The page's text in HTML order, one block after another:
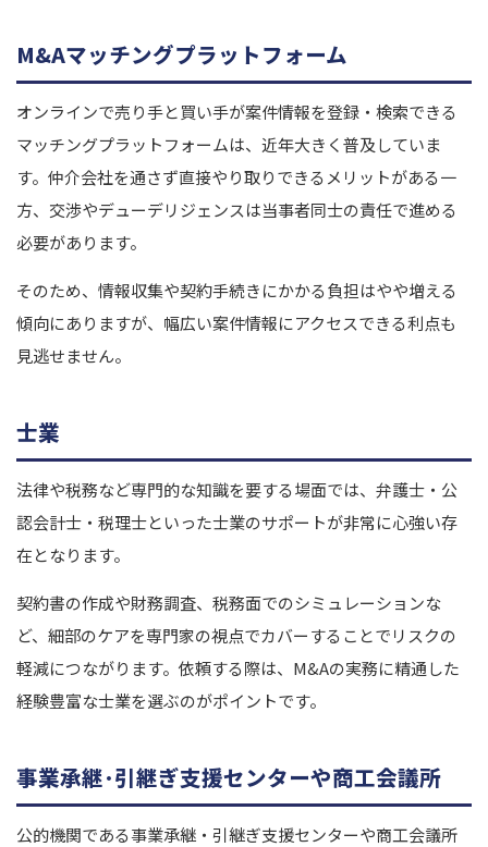
M&Aマッチングプラットフォーム
オンラインで売り手と買い手が案件情報を登録・検索できる
マッチングプラットフォームは、近年大きく普及していま
す。仲介会社を通さず直接やり取りできるメリットがある一
方、交渉やデューデリジェンスは当事者同士の責任で進める
必要があります。
そのため、情報収集や契約手続きにかかる負担はやや増える
傾向にありますが、幅広い案件情報にアクセスできる利点も
見逃せません。
士業
法律や税務など専門的な知識を要する場面では、弁護士・公
認会計士・税理士といった士業のサポートが非常に心強い存
在となります。
契約書の作成や財務調査、税務面でのシミュレーションな
ど、細部のケアを専門家の視点でカバーすることでリスクの
軽減につながります。依頼する際は、M&Aの実務に精通した
経験豊富な士業を選ぶのがポイントです。
事業承継･引継ぎ支援センターや商工会議所
公的機関である事業承継・引継ぎ支援センターや商工会議所